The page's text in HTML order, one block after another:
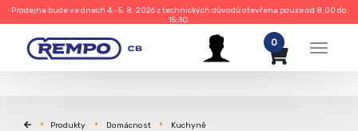
Prodejna bude ve dnech 4.–5. 8. 2026 z technických důvodů otevřena pouze od 8:00 do
15:30.
Menu
0
Produkty Domácnost Kuchyně